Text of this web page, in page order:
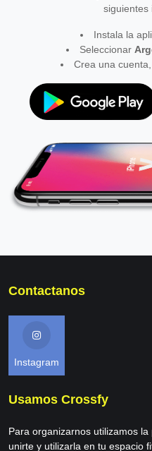
siguientes
Instala la
Seleccionar
Crea una
Contactanos
Instagram
Usamos Crossfy
Para organizarnos utilizamos
unirte y utilizarla en tu espacio